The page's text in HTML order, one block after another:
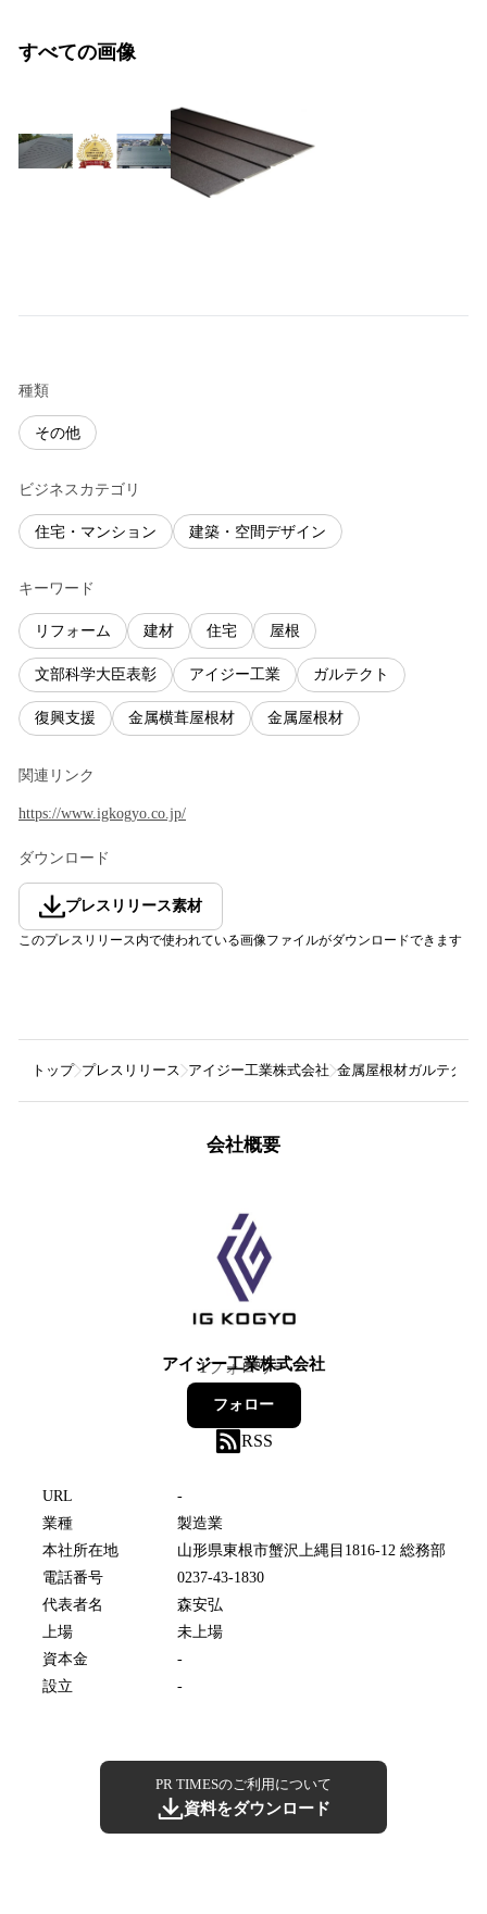
すべての画像
種類
その他
ビジネスカテゴリ
住宅・マンション 建築・空間デザイン
キーワード
リフォーム 建材 住宅 屋根
文部科学大臣表彰 アイジー工業 ガルテクト
復興支援 金属横葺屋根材 金属屋根材
関連リンク
https://www.igkogyo.co.jp/
ダウンロード
プレスリリース素材
このプレスリリース内で使われている画像ファイルがダウンロードできます
トップ プレスリリース アイジー工業株式会社 金属屋根材ガルテクト
会社概要
アイジー工業株式会社
1フォロワー
フォロー
RSS
URL
-
業種
製造業
本社所在地
山形県東根市蟹沢上縄目1816-12 総務部
電話番号
0237-43-1830
代表者名
森安弘
上場
未上場
資本金
-
設立
-
PR TIMESのご利用について
資料をダウンロード